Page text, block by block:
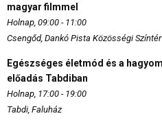
magyar filmmel
Holnap, 09:00 - 11:00
Csengőd, Dankó Pista Közösségi Színtér
Egészséges életmód és a
előadás Tabdiban
Holnap, 17:00 - 19:00
Tabdi, Faluház